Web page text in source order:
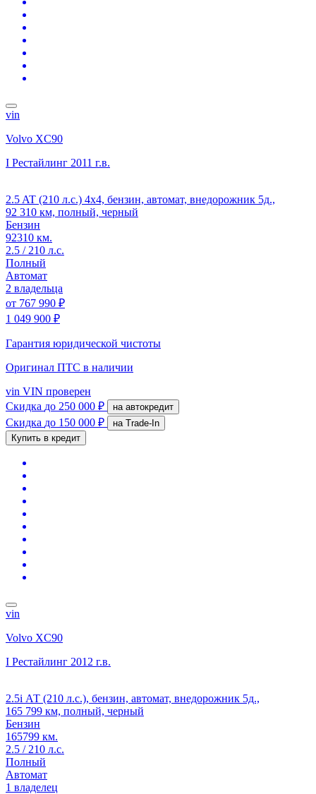
vin
Volvo XC90
I Рестайлинг 2011 г.в.
2.5 AT (210 л.с.) 4x4, бензин, автомат, внедорожник 5д.,
92 310 км, полный, черный
Бензин
92310 км.
2.5 / 210 л.с.
Полный
Автомат
2 владельца
от 767 990 ₽
1 049 900 ₽
Гарантия юридической чистоты
Оригинал ПТС в наличии
vin VIN проверен
Скидка до 250 000 ₽ на автокредит
Скидка до 150 000 ₽
на Trade-In
Купить в кредит
vin
Volvo XC90
I Рестайлинг 2012 г.в.
2.5i АТ (210 л.с.), бензин, автомат, внедорожник 5д.,
165 799 км, полный, черный
Бензин
165799 км.
2.5 / 210 л.с.
Полный
Автомат
1 владелец